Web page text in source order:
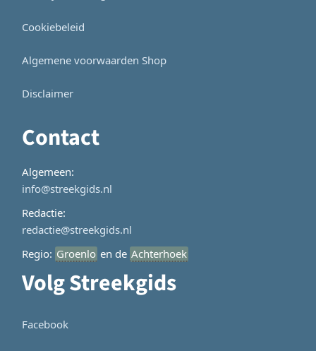
Cookiebeleid
Algemene voorwaarden Shop
Disclaimer
Contact
Algemeen:
info@streekgids.nl
Redactie:
redactie@streekgids.nl
Regio: Groenlo en de Achterhoek
Volg Streekgids
Facebook